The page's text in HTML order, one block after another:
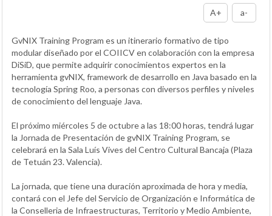
A+ a-
GvNIX Training Program es un itinerario formativo de tipo
modular diseñado por el COIICV en colaboración con la empresa
DiSiD, que permite adquirir conocimientos expertos en la
herramienta gvNIX, framework de desarrollo en Java basado en la
tecnología Spring Roo, a personas con diversos perfiles y niveles
de conocimiento del lenguaje Java.
El próximo miércoles 5 de octubre a las 18:00 horas, tendrá lugar
la Jornada de Presentación de gvNIX Training Program, se
celebrará en la Sala Luís Vives del Centro Cultural Bancaja (Plaza
de Tetuán 23. Valencia).
La jornada, que tiene una duración aproximada de hora y media,
contará con el Jefe del Servicio de Organización e Informática de
la Conselleria de Infraestructuras, Territorio y Medio Ambiente,